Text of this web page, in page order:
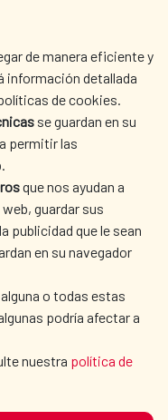
de manera eficiente y
información detallada
de cookies.
se guardan en su
permitir las
que nos ayudan a
guardar sus
publicidad que le sean
en su navegador
o todas estas
podría afectar a
nuestra política de
DO WE COOPERATE?
PRESS ROOM
LIBRARY